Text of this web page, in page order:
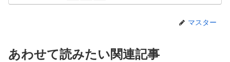
マスター
あわせて読みたい関連記事